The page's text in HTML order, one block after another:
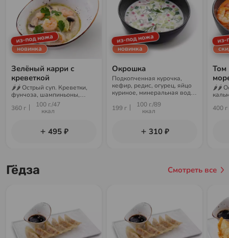
из-под ножа
новинка
Зелёный карри с
креветкой
🌶🌶 Острый суп. Креветки,
фунчоза, шампиньоны,
бульон карри, лайм, кинза
360 г
100 г./47
ккал
495 ₽
из-под ножа
новинка
Окрошка
Подкопченная курочка,
кефир, редис, огурец, яйцо
куриное, минеральная вода,
199 г
100 г./89
ккал
310 ₽
из-
Том
🌶🌶
400 г
Гёдза Смотреть все